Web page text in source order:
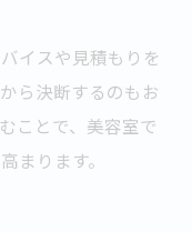
イスや見積もりを
ら決断するのもお
ことで、美容室で
まります。